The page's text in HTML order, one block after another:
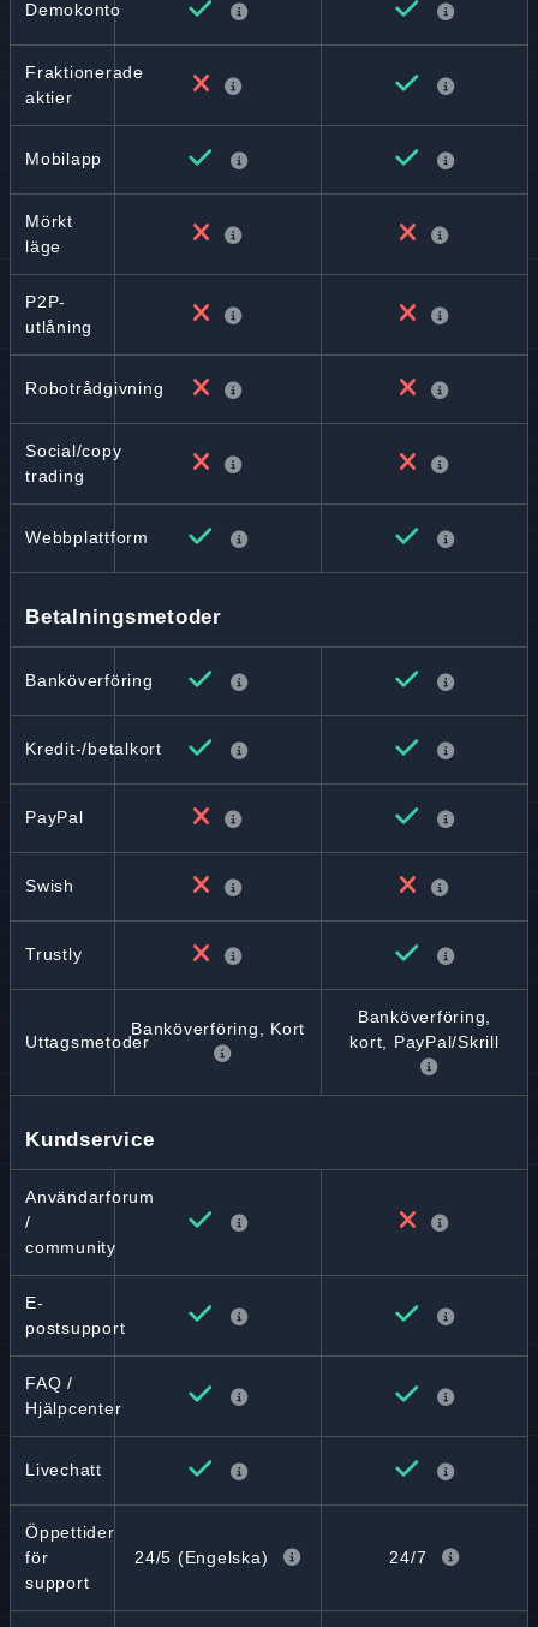
Demokonto
Fraktionerade
aktier
Mobilapp
Mörkt
läge
P2P-
utlåning
Robotrådgivning
Social/copy
trading
Webbplattform
Betalningsmetoder
Banköverföring
Kredit-/betalkort
PayPal
Swish
Trustly
Uttagsmetoder
Banköverföring, Kort
Banköverföring,
kort, PayPal/Skrill
Kundservice
Användarforum
/
community
E-
postsupport
FAQ /
Hjälpcenter
Livechatt
Öppettider
för
support
24/5 (Engelska) 24/7